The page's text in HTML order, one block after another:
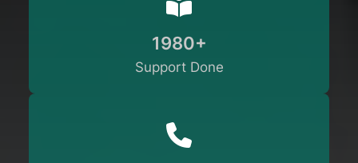
1980+
Support Done